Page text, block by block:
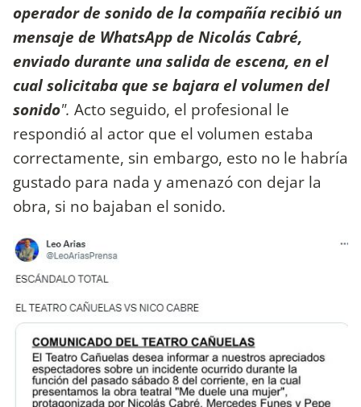
operador de sonido de la compañía recibió un
mensaje de WhatsApp de Nicolás Cabré,
enviado durante una salida de escena, en el
cual solicitaba que se bajara el volumen del
sonido". Acto seguido, el profesional le
respondió al actor que el volumen estaba
correctamente, sin embargo, esto no le habría
gustado para nada y amenazó con dejar la
obra, si no bajaban el sonido.